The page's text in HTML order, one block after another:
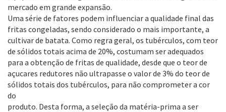
mercado em grande expansão.
Uma série de fatores podem influenciar a qualidade final das
fritas congeladas, sendo considerado o mais importante, a
cultivar de batata. Como regra geral, os tubérculos, com teor
de sólidos totais acima de 20%, costumam ser adequados
para a obtenção de fritas de qualidade, desde que o teor de
açucares redutores não ultrapasse o valor de 3% do teor de
sólidos totais dos tubérculos, para não comprometer a cor
do
produto. Desta forma, a seleção da matéria-prima a ser